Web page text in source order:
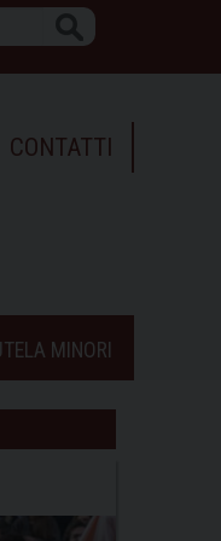
CONTATTI
MINORI